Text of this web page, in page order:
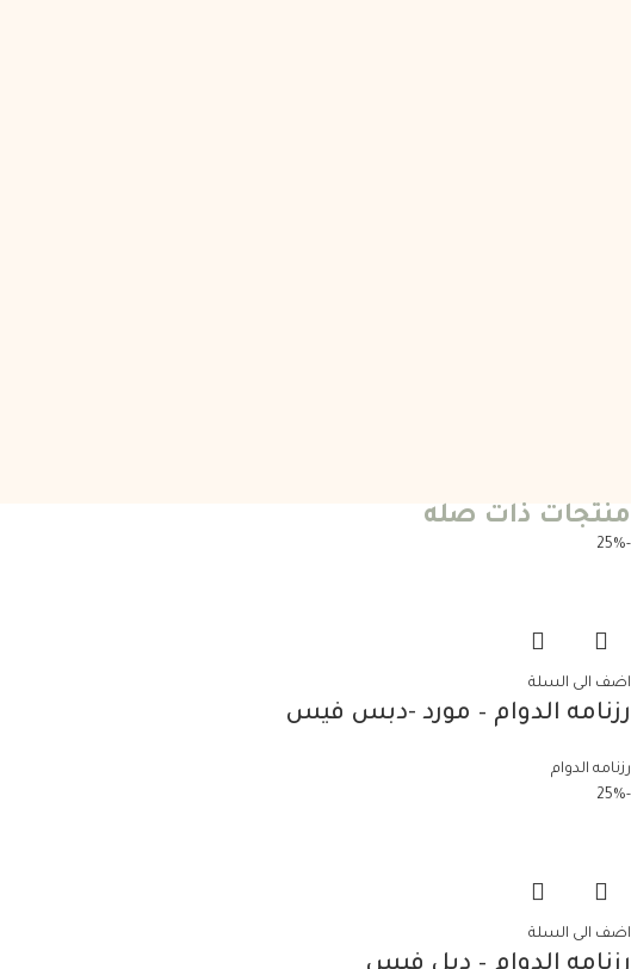
منتجات ذات صله
-25%
اضف الى السلة
رزنامه الدوام – مورد -دبس فيس
رزنامه الدوام
-25%
اضف الى السلة